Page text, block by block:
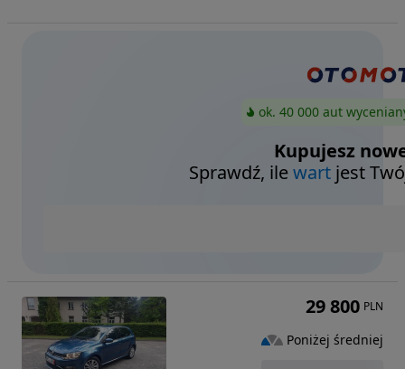
ok. 40 000 aut
Kupujesz
Sprawdź, ilewart jest
29 800 PLN
Poniżej średniej